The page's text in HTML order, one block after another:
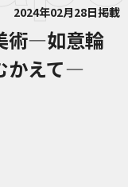
2024年02月28日掲載
術—如意輪
かえて—